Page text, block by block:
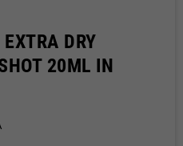
DRY
20ML IN